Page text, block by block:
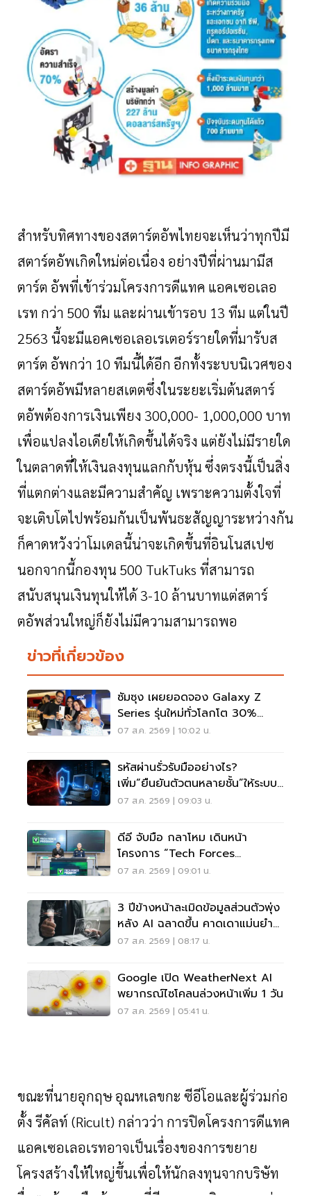
สำหรับทิศทางของสตาร์ตอัพไทยจะเห็นว่าทุกปีมี
สตาร์ตอัพเกิดใหม่ต่อเนื่องอย่างปีที่ผ่านมามีส
ตาร์ตอัพที่เข้าร่วมโครงการดีแทค แอคเซอเลอ
เรท กว่า 500 ทีม และผ่านเข้ารอบ 13 ทีม แต่ในปี
2563 นี้จะมีแอคเซอเลอเรเตอร์รายใดที่มารับส
ตาร์ตอัพกว่า 10 ทีมนี้ได้อีกอีกทั้งระบบนิเวศของ
สตาร์ตอัพมีหลายสเตตซึ่งในระยะเริ่มต้นสตาร์
ตอัพต้องการเงินเพียง 300,000- 1,000,000 บาท
เพื่อแปลงไอเดียให้เกิดขึ้นได้จริง แต่ยังไม่มีรายใด
ในตลาดที่ให้เงินลงทุนแลกกับหุ้นซึ่งตรงนี้เป็นสิ่ง
ที่แตกต่างและมีความสำคัญ เพราะความตั้งใจที่
จะเติบโตไปพร้อมกันเป็นพันธะสัญญาระหว่างกัน
ก็คาดหวังว่าโมเดลนี้น่าจะเกิดขึ้นที่อินโนสเปซ
นอกจากนี้กองทุน 500 TukTuks ที่สามารถ
สนับสนุนเงินทุนให้ได้3-10 ล้านบาทแต่สตาร์
ตอัพส่วนใหญ่ก็ยังไม่มีความสามารถพอ
ข่าวที่เกี่ยวข้อง
ซัมซุง เผยยอดจอง Galaxy Z
Series รุ่นใหม่ทั่วโลกโต 30%
เกาหลีใต้แตะ 1.44 ล้านเครื่อง
07 ส.ค. 2569 | 10:02 น.
รหัสผ่านรั่วรับมืออย่างไร?
เพิ่ม“ยืนยันตัวตนหลายชั้น”ให้ระบบ
เดิม ไม่ต้องรื้อใหม่
07 ส.ค. 2569 | 09:03 น.
ดีอี จับมือ กลาโหม เดินหน้า
โครงการ “Tech Forces
Program”
07 ส.ค. 2569 | 09:01 น.
3 ปีข้างหน้าละเมิดข้อมูลส่วนตัวพุ่ง
หลัง AI ฉลาดขึ้น คาดเดาแม่นยำ
กว่าเดิม
07 ส.ค. 2569 | 08:17 น.
Google เปิด WeatherNext AI
พยากรณ์ไซโคลนล่วงหน้าเพิ่ม 1 วัน
07 ส.ค. 2569 | 05:41 น.
ขณะที่นายอุกฤษอุณหเลขกะ ซีอีโอและผู้ร่วมก่อ
ตั้งรีคัลท์ (Ricult) กล่าวว่า การปิดโครงการดีแทค
แอคเซอเลอเรทอาจเป็นเรื่องของการขยาย
โครงสร้างให้ใหญ่ขึ้นเพื่อให้นักลงทุนจากบริษัท